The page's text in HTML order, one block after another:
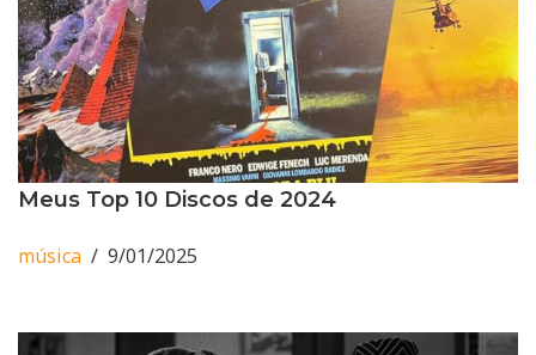
Meus Top 10 Discos de 2024
música 9/01/2025